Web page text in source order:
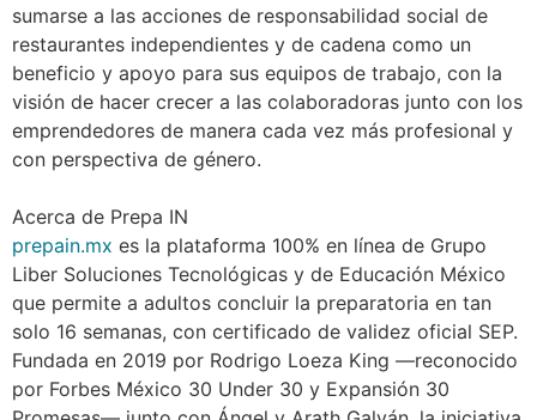
sumarse a las acciones de responsabilidad social de
restaurantes independientes y de cadena como un
beneficio y apoyo para sus equipos de trabajo, con la
visión de hacer crecer a las colaboradoras junto con los
emprendedores de manera cada vez más profesional y
con perspectiva de género.
Acerca de Prepa IN
prepain.mx es la plataforma 100% en línea de Grupo
Liber Soluciones Tecnológicas y de Educación México
que permite a adultos concluir la preparatoria en tan
solo 16 semanas, con certificado de validez oficial SEP.
Fundada en 2019 por Rodrigo Loeza King —reconocido
por Forbes México 30 Under 30 y Expansión 30